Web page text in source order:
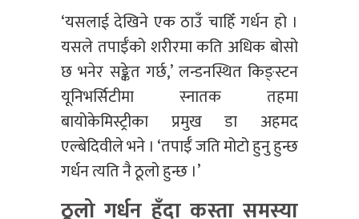
‘यसलाई देखिने एक ठाउँ चाहिँ गर्धन हो ।
यसले तपाईँको शरीरमा कति अधिक बोसो
छ भनेर सङ्केत गर्छ,’ लन्डनस्थित किङ्स्टन
यूनिभर्सिटीमा स्नातक तहमा
बायोकेमिस्ट्रीका प्रमुख डा अहमद
एल्बेदिवीले भने । ‘तपाईँ जति मोटो हुनु हुन्छ
गर्धन त्यति नै ठूलो हुन्छ ।’
ठूलो गर्धन हुँदा कस्ता समस्या